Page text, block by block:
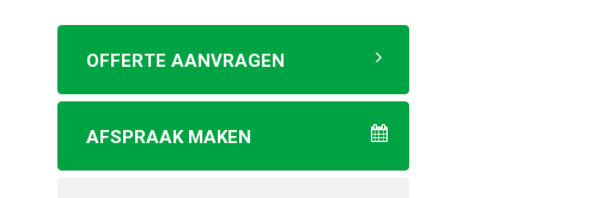
OFFERTE AANVRAGEN
AFSPRAAK MAKEN